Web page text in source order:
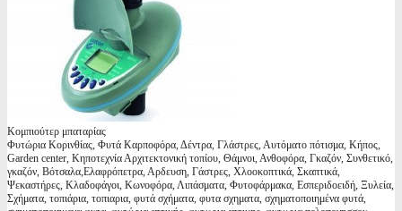
Κομπιούτερ μπαταρίας
Φυτώρια Κορινθίας, Φυτά Καρποφόρα, Δέντρα, Γλάστρες, Αυτόματο πότισμα, Κήπος,
Garden center, Κηποτεχνία Αρχιτεκτονική τοπίου, Θάμνοι, Ανθοφόρα, Γκαζόν, Συνθετικό,
γκαζόν, Βότσαλα,Ελαφρόπετρα, Αρδευση, Γάστρες, Χλοοκοπτικά, Σκαπτικά,
Ψεκαστήρες, Κλαδοφάγοι, Κωνοφόρα, Λιπάσματα, Φυτοφάρμακα, Εσπεριδοειδή, Ξυλεία,
Σχήματα, τοπιάρια, τοπιαρια, φυτά σχήματα, φυτα σχηματα, σχηματοποιημένα φυτά,